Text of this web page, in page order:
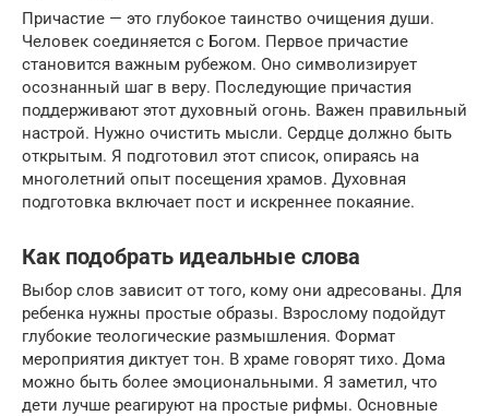
Причастие — это глубокое таинство очищения души.
Человек соединяется с Богом. Первое причастие
становится важным рубежом. Оно символизирует
осознанный шаг в веру. Последующие причастия
поддерживают этот духовный огонь. Важен правильный
настрой. Нужно очистить мысли. Сердце должно быть
открытым. Я подготовил этот список, опираясь на
многолетний опыт посещения храмов. Духовная
подготовка включает пост и искреннее покаяние.
Как подобрать идеальные слова
Выбор слов зависит от того, кому они адресованы. Для
ребенка нужны простые образы. Взрослому подойдут
глубокие теологические размышления. Формат
мероприятия диктует тон. В храме говорят тихо. Дома
можно быть более эмоциональными. Я заметил, что
дети лучше реагируют на простые рифмы. Основные